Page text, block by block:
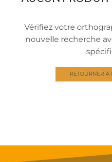
Vérifiez votre
nouvelle recherche
RETOURNER À